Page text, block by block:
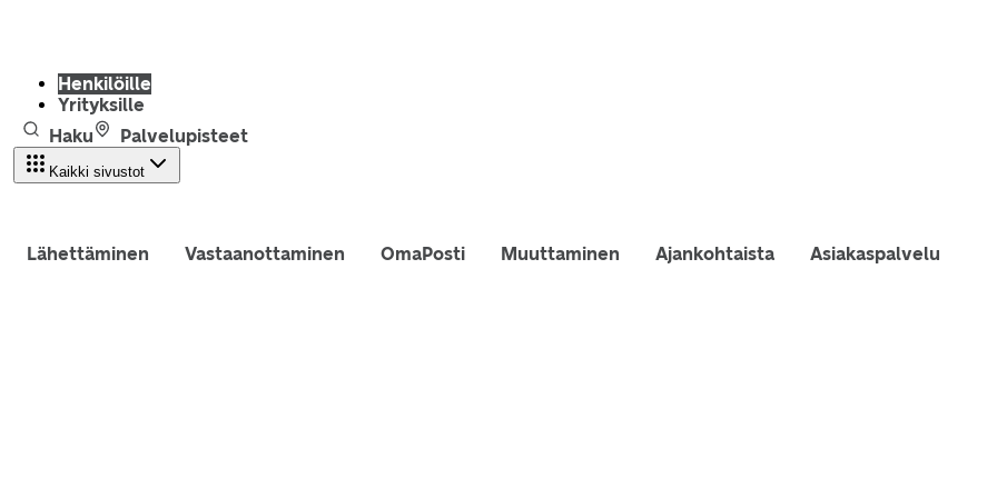
Henkilöille
Yrityksille
Haku
Palvelupisteet
Kaikki sivustot
Lähettäminen Vastaanottaminen OmaPosti Muuttaminen Ajankohtaista Asiakaspalvelu